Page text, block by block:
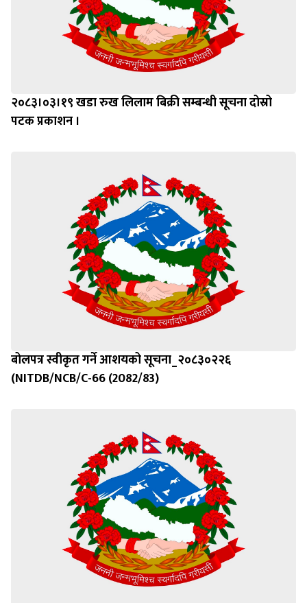
२०८३।०३।१९ खडा रुख लिलाम बिक्री सम्बन्धी सूचना दोस्रो
पटक प्रकाशन ।
बोलपत्र स्वीकृत गर्ने आशयको सूचना_२०८३०२२६
(NITDB/NCB/C-66 (2082/83)